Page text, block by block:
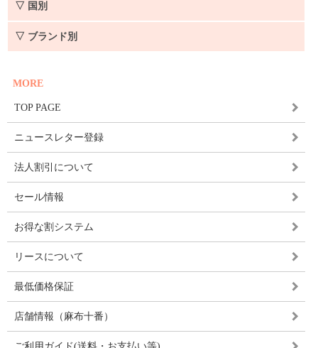
▽ 国別
▽ ブランド別
MORE
TOP PAGE
ニュースレター登録
法人割引について
セール情報
お得な割システム
リースについて
最低価格保証
店舗情報（麻布十番）